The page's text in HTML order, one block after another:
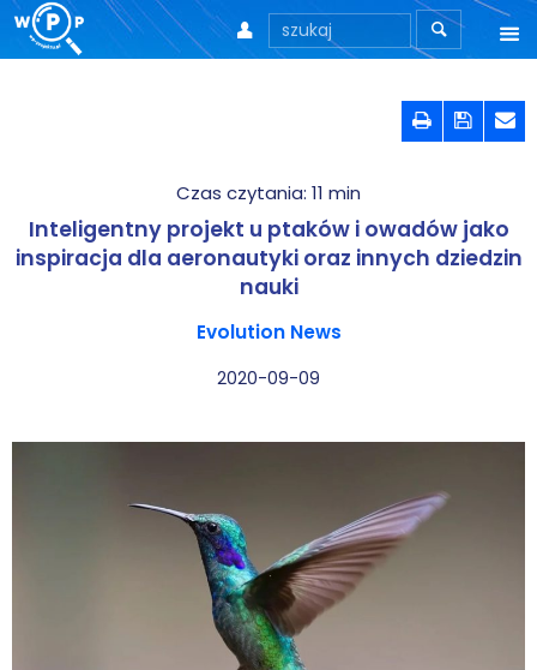

Motto
Aktualności
Wywiady
Wybór tekstów
Dla autorów
 
  
Inteligentny projekt u ptaków i owadów jako
inspiracja dla aeronautyki oraz innych dziedzin
nauki
Czas czytania: 11 min
Evolution News
2020-09-09